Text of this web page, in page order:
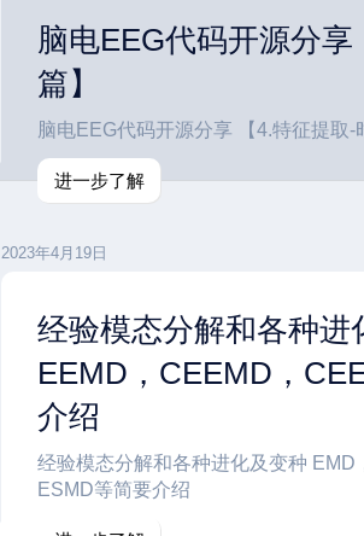
脑电EEG代码开源分
篇】
脑电EEG代码开源分享 【4.特征提取-
进一步了解
2023年4月19日
经验模态分解和各种进
EEMD，CEEMD，
介绍
经验模态分解和各种进化及变种
ESMD等简要介绍